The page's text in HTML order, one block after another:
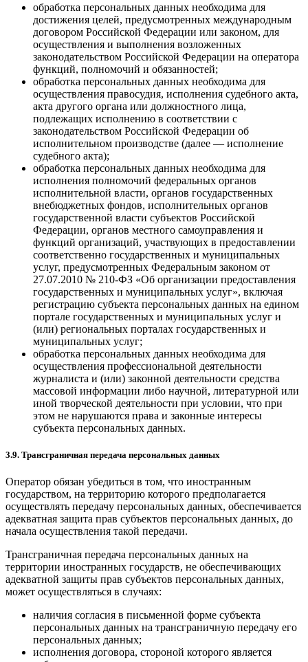
обработка персональных данных необходима для
достижения целей, предусмотренных международным
договором Российской Федерации или законом, для
осуществления и выполнения возложенных
законодательством Российской Федерации на оператора
функций, полномочий и обязанностей;
обработка персональных данных необходима для
осуществления правосудия, исполнения судебного акта,
акта другого органа или должностного лица,
подлежащих исполнению в соответствии с
законодательством Российской Федерации об
исполнительном производстве (далее — исполнение
судебного акта);
обработка персональных данных необходима для
исполнения полномочий федеральных органов
исполнительной власти, органов государственных
внебюджетных фондов, исполнительных органов
государственной власти субъектов Российской
Федерации, органов местного самоуправления и
функций организаций, участвующих в предоставлении
соответственно государственных и муниципальных
услуг, предусмотренных Федеральным законом от
27.07.2010 № 210-ФЗ «Об организации предоставления
государственных и муниципальных услуг», включая
регистрацию субъекта персональных данных на едином
портале государственных и муниципальных услуг и
(или) региональных порталах государственных и
муниципальных услуг;
обработка персональных данных необходима для
осуществления профессиональной деятельности
журналиста и (или) законной деятельности средства
массовой информации либо научной, литературной или
иной творческой деятельности при условии, что при
этом не нарушаются права и законные интересы
субъекта персональных данных.
3.9. Трансграничная передача персональных данных
Оператор обязан убедиться в том, что иностранным
государством, на территорию которого предполагается
осуществлять передачу персональных данных, обеспечивается
адекватная защита прав субъектов персональных данных, до
начала осуществления такой передачи.
Трансграничная передача персональных данных на
территории иностранных государств, не обеспечивающих
адекватной защиты прав субъектов персональных данных,
может осуществляться в случаях:
наличия согласия в письменной форме субъекта
персональных данных на трансграничную передачу его
персональных данных;
исполнения договора, стороной которого является